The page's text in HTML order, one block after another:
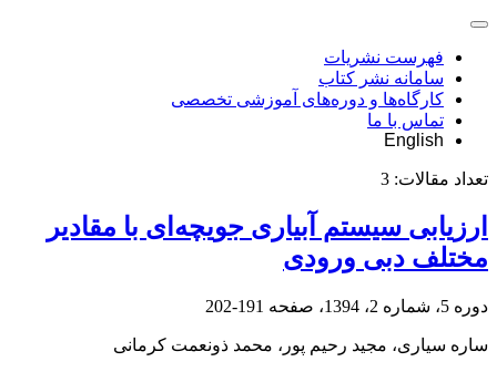
فهرست نشریات
سامانه نشر کتاب
کارگاه‌ها و دوره‌های آموزشی تخصصی
تماس با ما
English
تعداد مقالات: 3
ارزیابی سیستم آبیاری جویچه‌ای با مقادیر
مختلف دبی ورودی
دوره 5، شماره 2، 1394، صفحه 191-202
ساره سیاری، مجید رحیم پور، محمد ذونعمت کرمانی